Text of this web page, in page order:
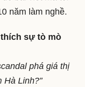
năm làm nghề.
sự tò mò
phá giá thị
Hà Linh?”